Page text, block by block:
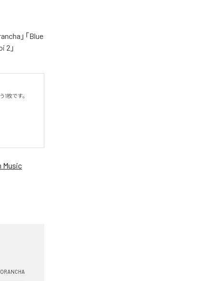
」「Blue
2」
1枚です。
Music
ORANCHA